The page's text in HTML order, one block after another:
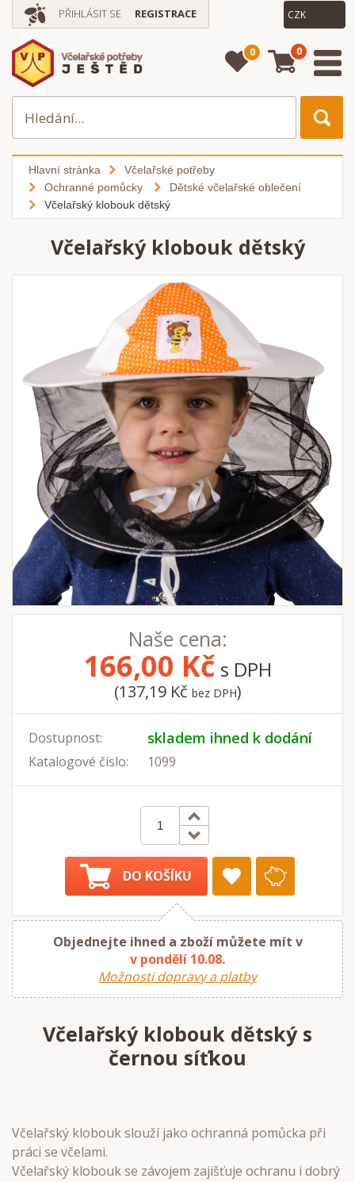
PŘIHLÁSIT SE REGISTRACE
0 0
Hlavní stránka
Včelařské potřeby
Ochranné pomůcky
Dětské včelařské oblečení
Včelařský klobouk dětský
Včelařský klobouk dětský
Naše cena:
166,00 Kč s DPH
(137,19 Kč bez DPH)
Dostupnost: skladem ihned k dodání
Katalogové číslo: 1099
DO KOŠÍKU
Objednejte ihned a zboží můžete mít v
v pondělí 10.08.
Možnosti dopravy a platby
Včelařský klobouk dětský s
černou síťkou
Včelařský klobouk slouží jako ochranná pomůcka při
práci se včelami.
Včelařský klobouk se závojem zajišťuje ochranu i dobrý